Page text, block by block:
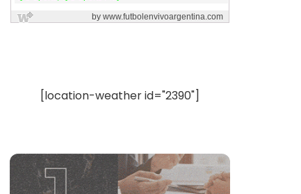
[location-weather id="2390"]